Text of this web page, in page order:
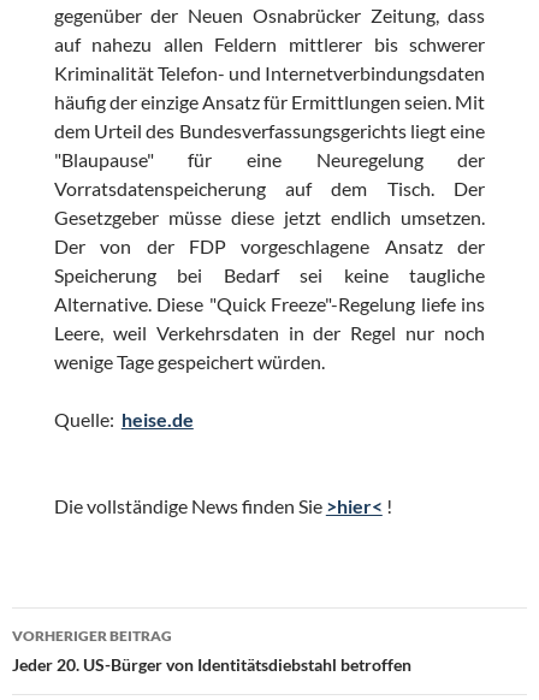
gegenüber der Neuen Osnabrücker Zeitung, dass
auf nahezu allen Feldern mittlerer bis schwerer
Kriminalität Telefon- und Internetverbindungsdaten
häufig der einzige Ansatz für Ermittlungen seien. Mit
dem Urteil des Bundesverfassungsgerichts liegt eine
"Blaupause" für eine Neuregelung der
Vorratsdatenspeicherung auf dem Tisch. Der
Gesetzgeber müsse diese jetzt endlich umsetzen.
Der von der FDP vorgeschlagene Ansatz der
Speicherung bei Bedarf sei keine taugliche
Alternative. Diese "Quick Freeze"-Regelung liefe ins
Leere, weil Verkehrsdaten in der Regel nur noch
wenige Tage gespeichert würden.
Quelle: heise.de
Die vollständige News finden Sie >hier< !
Beitragsnavigation
VORHERIGER BEITRAG
Jeder 20. US-Bürger von Identitätsdiebstahl betroffen